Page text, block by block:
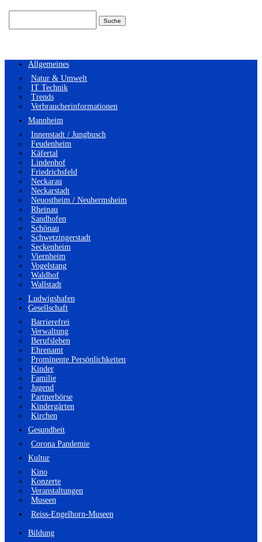
Allgemeines
Natur & Umwelt
IT Technik
Trends
Verbraucherinformationen
Mannheim
Innenstadt / Jungbusch
Feudenheim
Käfertal
Lindenhof
Friedrichsfeld
Neckarau
Neckarstadt
Neuostheim / Neuhermsheim
Rheinau
Sandhofen
Schönau
Schwetzingerstadt
Seckenheim
Viernheim
Vogelstang
Waldhof
Wallstadt
Ludwigshafen
Gesellschaft
Barrierefrei
Verwaltung
Berufsleben
Ehrenamt
Prominente Persönlichkeiten
Kinder
Familie
Jugend
Partnerbörse
Kindergärten
Kirchen
Gesundheit
Corona Pandemie
Kultur
Kino
Konzerte
Veranstaltungen
Museen
Reiss-Engelhorn-Museen
Bildung